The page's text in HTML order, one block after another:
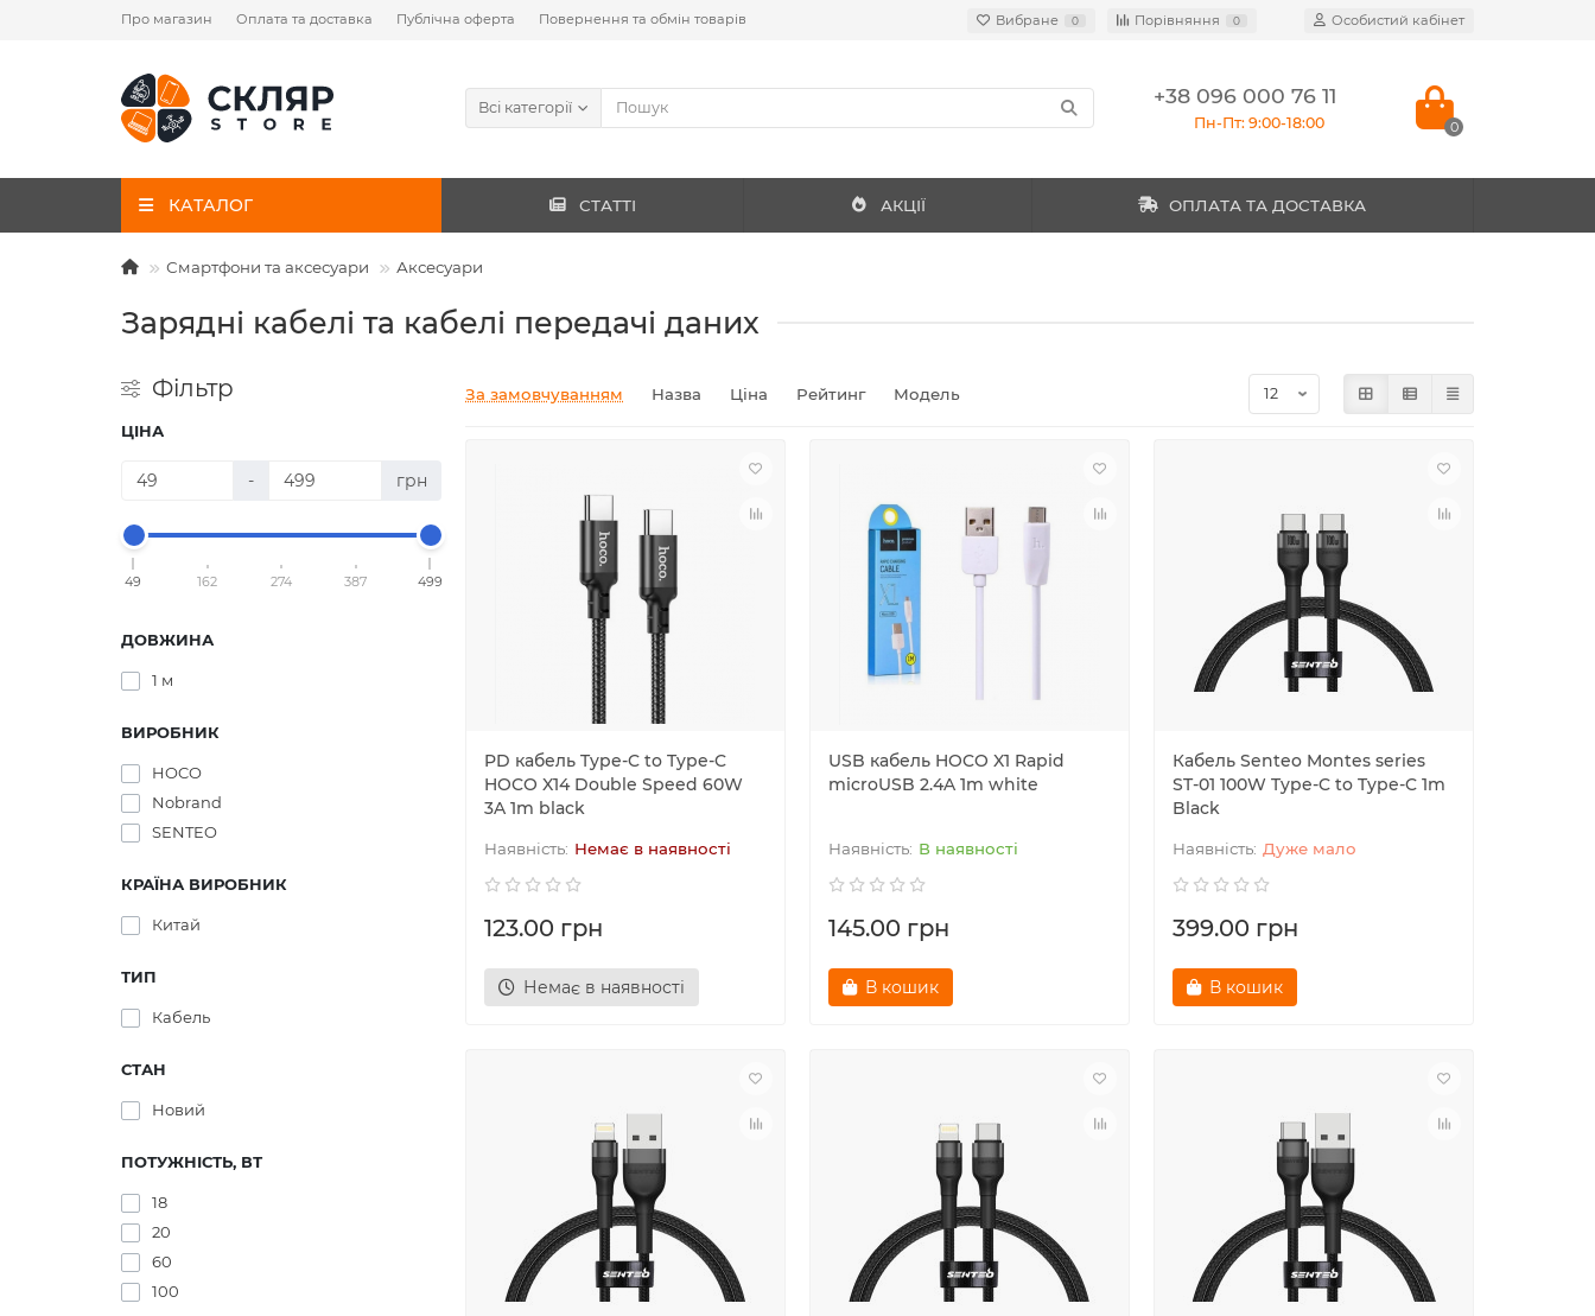
Про магазин Оплата та доставка Публічна оферта Повернення та обмін товарів Вибране 0 Порівняння 0 Особистий кабінет
Всі категорії +38 096 000 76 11
Пн-Пт: 9:00-18:00 0
КАТАЛОГ СТАТТІ АКЦІЇ ОПЛАТА ТА ДОСТАВКА
Смартфони та аксесуари Аксесуари
Зарядні кабелі та кабелі передачі даних
Фільтр
ЦІНА
- грн
49 162 274 387 499
ДОВЖИНА
1 м
ВИРОБНИК
HOCO
Nobrand
SENTEO
КРАЇНА ВИРОБНИК
Китай
ТИП
Кабель
СТАН
Новий
ПОТУЖНІСТЬ, ВТ
18
20
60
100
За замовчуванням Назва Ціна Рейтинг Модель
PD кабель Type-C to Type-C
HOCO X14 Double Speed 60W
3A 1m black
Немає в наявності
123.00 грн
Немає в наявності
USB кабель HOCO X1 Rapid
microUSB 2.4A 1m white
В наявності
145.00 грн
В кошик
Кабель Senteo Montes series
ST-01 100W Type-C to Type-C 1m
Black
Дуже мало
399.00 грн
В кошик